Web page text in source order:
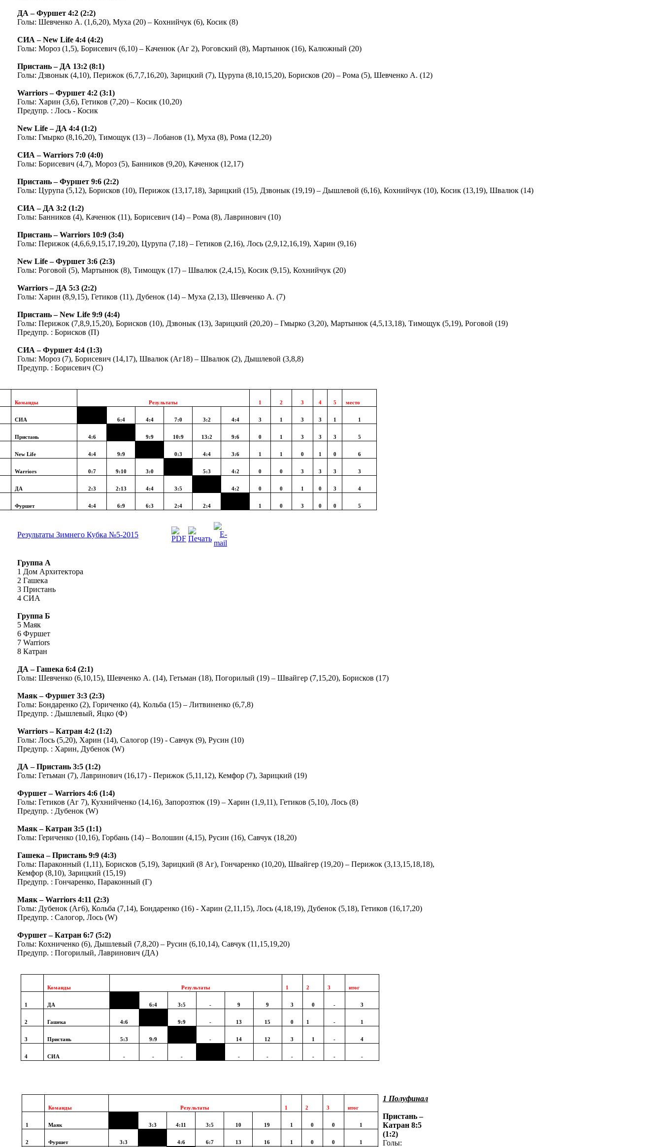
ДА – Фуршет 4:2 (2:2)
Голы: Шевченко А. (1,6,20), Муха (20) – Кохнийчук (6), Косик (8)
СИА – New Life 4:4 (4:2)
Голы: Мороз (1,5), Борисевич (6,10) – Каченюк (Аг 2), Роговский (8), Мартынюк (16), Калюжный (20)
Пристань – ДА 13:2 (8:1)
Голы: Дзвонык (4,10), Перижок (6,7,7,16,20), Зарицкий (7), Цурупа (8,10,15,20), Борисков (20) – Рома (5), Шевченко А. (12)
Warriors – Фуршет 4:2 (3:1)
Голы: Харин (3,6), Гетиков (7,20) – Косик (10,20)
Предупр. : Лось - Косик
New Life – ДА 4:4 (1:2)
Голы: Гмырко (8,16,20), Тимощук (13) – Лобанов (1), Муха (8), Рома (12,20)
СИА – Warriors 7:0 (4:0)
Голы: Борисевич (4,7), Мороз (5), Банников (9,20), Каченюк (12,17)
Пристань – Фуршет 9:6 (2:2)
Голы: Цурупа (5,12), Борисков (10), Перижок (13,17,18), Зарицкий (15), Дзвонык (19,19) – Дышлевой (6,16), Кохнийчук (10), Косик (13,19), Швалюк (14)
СИА – ДА 3:2 (1:2)
Голы: Банников (4), Каченюк (11), Борисевич (14) – Рома (8), Лавринович (10)
Пристань – Warriors 10:9 (3:4)
Голы: Перижок (4,6,6,9,15,17,19,20), Цурупа (7,18) – Гетиков (2,16), Лось (2,9,12,16,19), Харин (9,16)
New Life – Фуршет 3:6 (2:3)
Голы: Роговой (5), Мартынюк (8), Тимощук (17) – Швалюк (2,4,15), Косик (9,15), Кохнийчук (20)
Warriors – ДА 5:3 (2:2)
Голы: Харин (8,9,15), Гетиков (11), Дубенок (14) – Муха (2,13), Шевченко А. (7)
Пристань – New Life 9:9 (4:4)
Голы: Перижок (7,8,9,15,20), Борисков (10), Дзвонык (13), Зарицкий (20,20) – Гмырко (3,20), Мартынюк (4,5,13,18), Тимощук (5,19), Роговой (19)
Предупр. : Борисков (П)
СИА – Фуршет 4:4 (1:3)
Голы: Мороз (7), Борисевич (14,17), Швалюк (Аг18) – Швалюк (2), Дышлевой (3,8,8)
Предупр. : Борисевич (С)
Команды Результаты 1 2 3 4 5 место
СИА 6:4 4:4 7:0 3:2 4:4 3 1 3 3 1 1
Пристань 4:6 9:9 10:9 13:2 9:6 0 1 3 3 3 5
New Life 4:4 9:9 0:3 4:4 3:6 1 1 0 1 0 6
Warriors 0:7 9:10 3:0 5:3 4:2 0 0 3 3 3 3
ДА 2:3 2:13 4:4 3:5 4:2 0 0 1 0 3 4
Фуршет 4:4 6:9 6:3 2:4 2:4 1 0 3 0 0 5
Результаты Зимнего Кубка №5-2015
Группа А
1 Дом Архитектора
2 Гашека
3 Пристань
4 СИА
Группа Б
5 Маяк
6 Фуршет
7 Warriors
8 Катран
ДА – Гашека 6:4 (2:1)
Голы: Шевченко (6,10,15), Шевченко А. (14), Гетьман (18), Погорилый (19) – Швайгер (7,15,20), Борисков (17)
Маяк – Фуршет 3:3 (2:3)
Голы: Бондаренко (2), Гориченко (4), Кольба (15) – Литвиненко (6,7,8)
Предупр. : Дышлевый, Яцко (Ф)
Warriors – Катран 4:2 (1:2)
Голы: Лось (5,20), Харин (14), Салогор (19) - Савчук (9), Русин (10)
Предупр. : Харин, Дубенок (W)
ДА – Пристань 3:5 (1:2)
Голы: Гетьман (7), Лавринович (16,17) - Перижок (5,11,12), Кемфор (7), Зарицкий (19)
Фуршет – Warriors 4:6 (1:4)
Голы: Гетиков (Аг 7), Кухнийченко (14,16), Запорозтюк (19) – Харин (1,9,11), Гетиков (5,10), Лось (8)
Предупр. : Дубенок (W)
Маяк – Катран 3:5 (1:1)
Голы: Гериченко (10,16), Горбань (14) – Волошин (4,15), Русин (16), Савчук (18,20)
Гашека – Пристань 9:9 (4:3)
Голы: Параконный (1,11), Борисков (5,19), Зарицкий (8 Аг), Гончаренко (10,20), Швайгер (19,20) – Перижок (3,13,15,18,18),
Кемфор (8,10), Зарицкий (15,19)
Предупр. : Гончаренко, Параконный (Г)
Маяк – Warriors 4:11 (2:3)
Голы: Дубенок (Аг6), Кольба (7,14), Бондаренко (16) - Харин (2,11,15), Лось (4,18,19), Дубенок (5,18), Гетиков (16,17,20)
Предупр. : Салогор, Лось (W)
Фуршет – Катран 6:7 (5:2)
Голы: Кохниченко (6), Дышлевый (7,8,20) – Русин (6,10,14), Савчук (11,15,19,20)
Предупр. : Погорилый, Лавринович (ДА)
Команды Результаты 1 2 3 итог
1 ДА 6:4 3:5 - 9 9 3 0 - 3
2 Гашека 4:6 9:9 - 13 15 0 1 - 1
3 Пристань 5:3 9:9 - 14 12 3 1 - 4
4 СИА - - - - - - - - -
Команды Результаты 1 2 3 итог
1 Маяк 3:3 4:11 3:5 10 19 1 0 0 1
2 Фуршет 3:3 4:6 6:7 13 16 1 0 0 1
1 Полуфинал
Пристань –
Катран 8:5
(1:2)
Голы: